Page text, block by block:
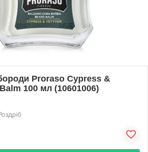
Proraso Cypress &
100 мл (10601006)